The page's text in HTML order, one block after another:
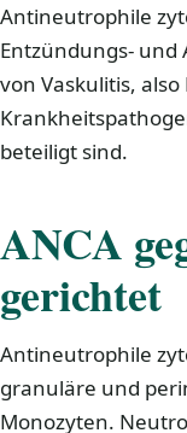
Antineutrophile
Entzündungs-
von Vaskulitis,
beteiligt sind.
ANCA
gerichtet
Antineutrophile
granuläre und
Monozyten.